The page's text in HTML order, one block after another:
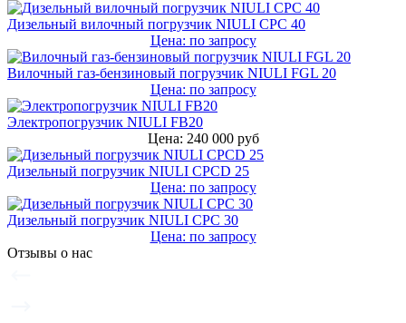
Дизельный вилочный погрузчик NIULI CPC 40
Цена: по запросу
Вилочный газ-бензиновый погрузчик NIULI FGL 20
Цена: по запросу
Электропогрузчик NIULI FB20
Цена: 240 000 руб
Дизельный погрузчик NIULI CPCD 25
Цена: по запросу
Дизельный погрузчик NIULI CPC 30
Цена: по запросу
Отзывы о нас